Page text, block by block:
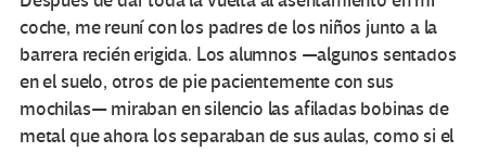
coche, me reuní con los padres de los niños junto a la
barrera recién erigida. Los alumnos —algunos sentados
en el suelo, otros de pie pacientemente con sus
mochilas— miraban en silencio las afiladas bobinas de
metal que ahora los separaban de sus aulas, como si el